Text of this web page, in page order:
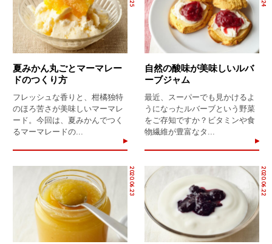
夏みかん丸ごとマーマレー
ドのつくり方
フレッシュな香りと、柑橘独特
のほろ苦さが美味しいマーマレ
ード。今回は、夏みかんでつく
るマーマレードの...
自然の酸味が美味しいルバ
ーブジャム
最近、スーパーでも見かけるよ
うになったルバーブという野菜
をご存知ですか？ビタミンや食
物繊維が豊富なタ...
2020.06.23 2020.06.22